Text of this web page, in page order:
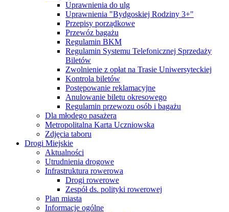
Uprawnienia do ulg
Uprawnienia "Bydgoskiej Rodziny 3+"
Przepisy porządkowe
Przewóz bagażu
Regulamin BKM
Regulamin Systemu Telefonicznej Sprzedaży
Biletów
Zwolnienie z opłat na Trasie Uniwersyteckiej
Kontrola biletów
Postępowanie reklamacyjne
Anulowanie biletu okresowego
Regulamin przewozu osób i bagażu
Dla młodego pasażera
Metropolitalna Karta Uczniowska
Zdjęcia taboru
Drogi Miejskie
Aktualności
Utrudnienia drogowe
Infrastruktura rowerowa
Drogi rowerowe
Zespół ds. polityki rowerowej
Plan miasta
Informacje ogólne